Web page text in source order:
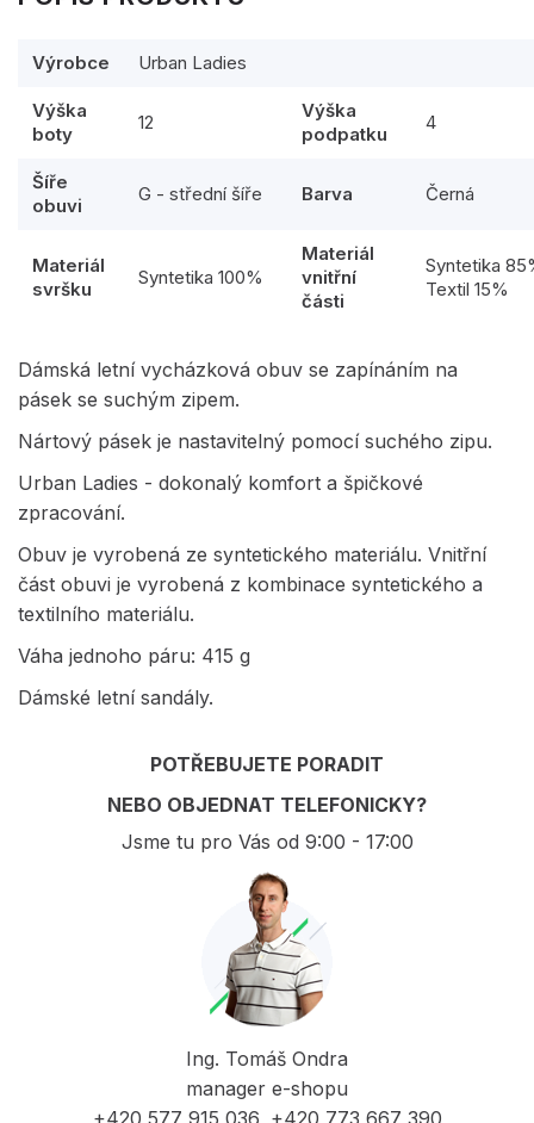
Výrobce Urban Ladies
Výška
boty
12
Výška
podpatku
4
Šíře
obuvi
G - střední šíře Barva Černá
Materiál
svršku
Syntetika 100%
Materiál
vnitřní
části
Syntetika
Textil 15%
Dámská letní vycházková obuv se zapínáním na
pásek se suchým zipem.
Nártový pásek je nastavitelný pomocí suchého zipu.
Urban Ladies - dokonalý komfort a špičkové
zpracování.
Obuv je vyrobená ze syntetického materiálu. Vnitřní
část obuvi je vyrobená z kombinace syntetického a
textilního materiálu.
Váha jednoho páru: 415 g
Dámské letní sandály.
POTŘEBUJETE PORADIT
NEBO OBJEDNAT TELEFONICKY?
Jsme tu pro Vás od 9:00 - 17:00
Ing. Tomáš Ondra
manager e-shopu